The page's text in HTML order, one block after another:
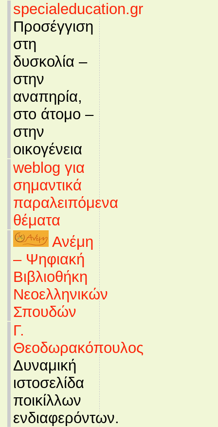
specialeducation.gr
Προσέγγιση
στη
δυσκολία –
στην
αναπηρία,
στο άτομο –
στην
οικογένεια
weblog για
σημαντικά
παραλειπόμενα
θέματα
Ανέμη
– Ψηφιακή
Βιβλιοθήκη
Νεοελληνικών
Σπουδών
Γ.
Θεοδωρακόπουλος
Δυναμική
ιστοσελίδα
ποικίλλων
ενδιαφερόντων.